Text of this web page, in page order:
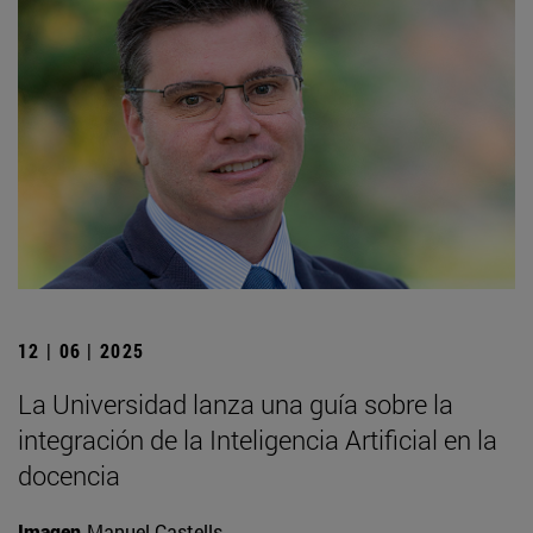
12 | 06 | 2025
La Universidad lanza una guía sobre la
integración de la Inteligencia Artificial en la
docencia